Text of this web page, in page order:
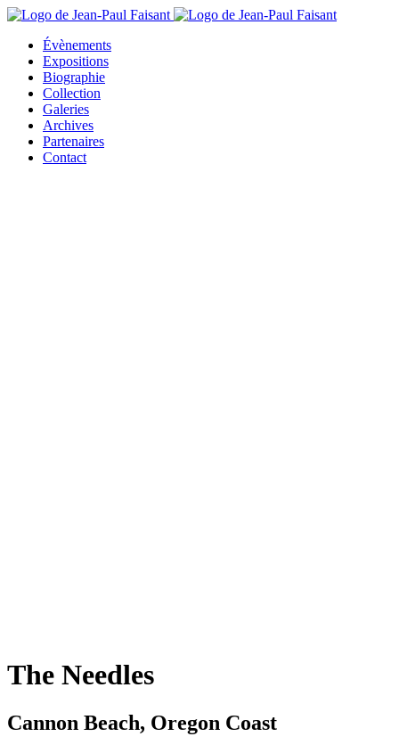
Évènements
Expositions
Biographie
Collection
Galeries
Archives
Partenaires
Contact
The Needles
Cannon Beach, Oregon Coast